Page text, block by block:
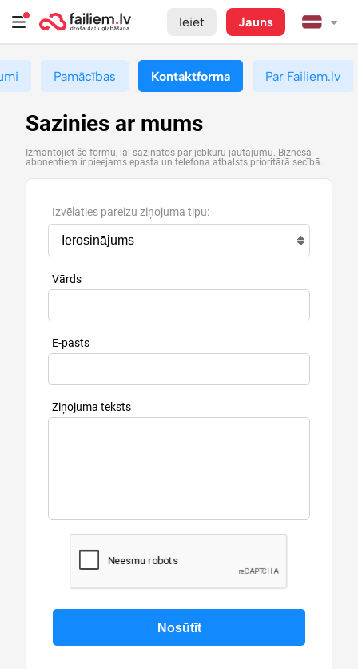
Ieiet Jauns
Pamācības Kontaktforma Par Failiem.lv
Sazinies ar mums
Izmantojiet šo formu, lai sazinātos par jebkuru jautājumu. Biznesa
abonentiem ir pieejams epasta un telefona atbalsts prioritārā secībā.
Izvēlaties pareizu ziņojuma tipu:
Vārds
E-pasts
Ziņojuma teksts